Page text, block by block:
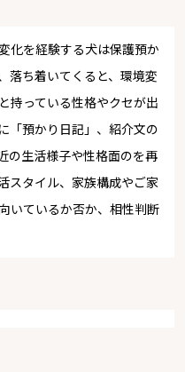
化を経験する犬は保護預か
落ち着いてくると、環境変
持っている性格やクセが出
「預かり日記」、紹介文の
の生活様子や性格面のを再
スタイル、家族構成やご家
いているか否か、相性判断